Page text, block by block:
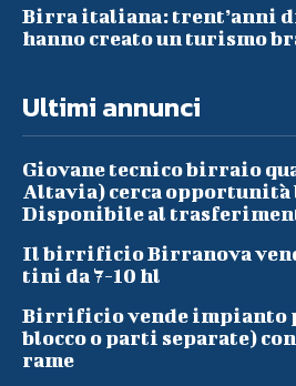
Birra italiana: trent’anni
hanno creato un turismo
Ultimi annunci
Giovane tecnico birraio
Altavia) cerca opportunità
Disponibile al
Il birrificio Birranova
tini da 7-10 hl
Birrificio vende impianto
blocco o parti separate)
rame